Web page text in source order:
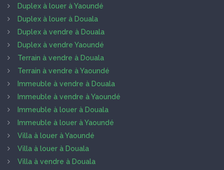
Duplex à louer à Yaoundé
Duplex à louer à Douala
Duplex à vendre à Douala
Duplex à vendre Yaoundé
Terrain à vendre à Douala
Terrain à vendre à Yaoundé
Immeuble à vendre à Douala
Immeuble à vendre à Yaoundé
Immeuble à louer à Douala
Immeuble à louer à Yaoundé
Villa à louer à Yaoundé
Villa à louer à Douala
Villa à vendre à Douala